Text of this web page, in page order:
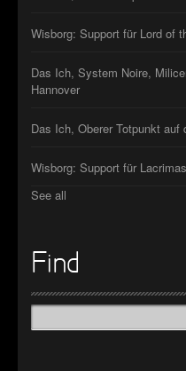
Wisborg: Support für Lord of
Das Ich, System Noire,
Hannover
Das Ich, Oberer Totpunkt
Wisborg: Support für
See all
Find
Suchen
nach: